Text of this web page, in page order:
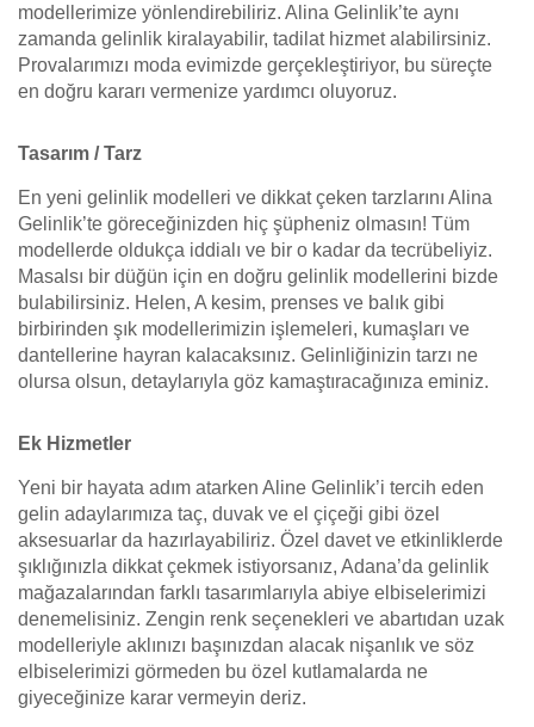
modellerimize yönlendirebiliriz. Alina Gelinlik’te aynı
zamanda gelinlik kiralayabilir, tadilat hizmet alabilirsiniz.
Provalarımızı moda evimizde gerçekleştiriyor, bu süreçte
en doğru kararı vermenize yardımcı oluyoruz.
Tasarım / Tarz
En yeni gelinlik modelleri ve dikkat çeken tarzlarını Alina
Gelinlik’te göreceğinizden hiç şüpheniz olmasın! Tüm
modellerde oldukça iddialı ve bir o kadar da tecrübeliyiz.
Masalsı bir düğün için en doğru gelinlik modellerini bizde
bulabilirsiniz. Helen, A kesim, prenses ve balık gibi
birbirinden şık modellerimizin işlemeleri, kumaşları ve
dantellerine hayran kalacaksınız. Gelinliğinizin tarzı ne
olursa olsun, detaylarıyla göz kamaştıracağınıza eminiz.
Ek Hizmetler
Yeni bir hayata adım atarken Aline Gelinlik’i tercih eden
gelin adaylarımıza taç, duvak ve el çiçeği gibi özel
aksesuarlar da hazırlayabiliriz. Özel davet ve etkinliklerde
şıklığınızla dikkat çekmek istiyorsanız, Adana’da gelinlik
mağazalarından farklı tasarımlarıyla abiye elbiselerimizi
denemelisiniz. Zengin renk seçenekleri ve abartıdan uzak
modelleriyle aklınızı başınızdan alacak nişanlık ve söz
elbiselerimizi görmeden bu özel kutlamalarda ne
giyeceğinize karar vermeyin deriz.